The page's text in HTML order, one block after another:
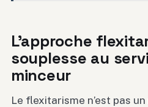
L’approche
souplesse au
minceur
Le flexitarisme n’est pas